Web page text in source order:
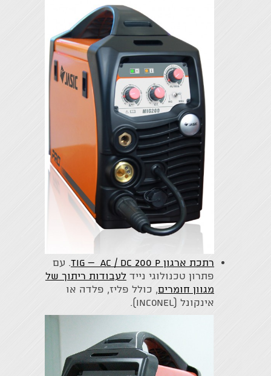
רתכת ארגון TIG – AC / DC 200 P
. עם
פתרון טכנולוגי נייד לעבודות ריתוך של
מגוון חומרים, כולל פליז, פלדה או
אינקונל (Inconel).